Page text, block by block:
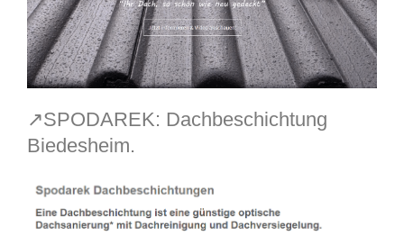
↗️SPODAREK: Dachbeschichtung
Biedesheim.